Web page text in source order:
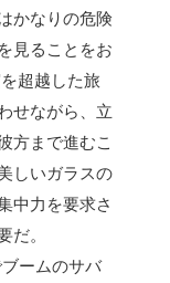
かなりの危険
見ることをお
超越した旅
せながら、立
方まで進むこ
しいガラスの
中力を要求さ
。
ームのサバ